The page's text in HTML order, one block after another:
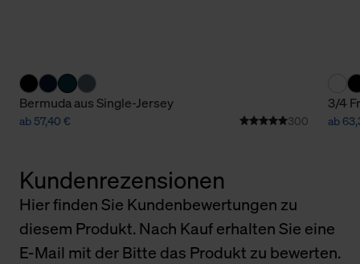
Bermuda aus Single-Jersey
ab 57,40 € 300
3/4
ab
Kundenrezensionen
Hier finden Sie Kundenbewertungen zu
diesem Produkt. Nach Kauf erhalten Sie eine
E-Mail mit der Bitte das Produkt zu bewerten.